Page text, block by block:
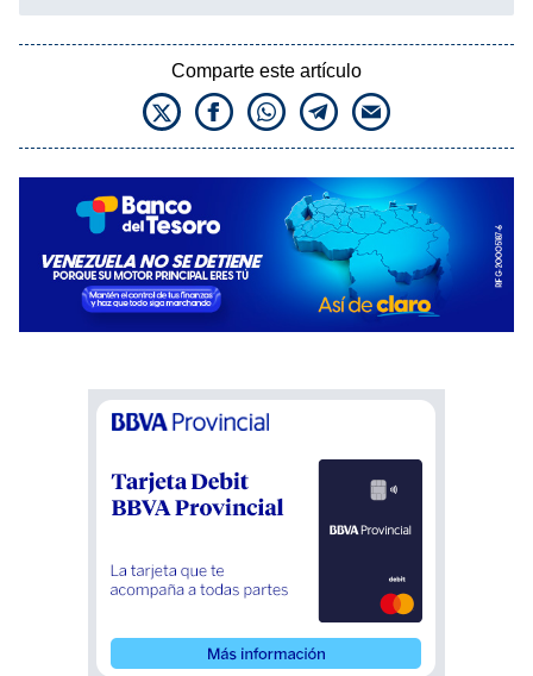
Comparte este artículo